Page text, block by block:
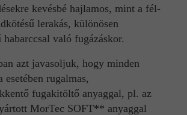
kevésbé hajlamos, mint a fél-
lerakás, különösen
habarccsal való fugázáskor.
azt javasoljuk, hogy minden
esetében rugalmas,
fugakitöltő anyaggal, pl. az
MorTec SOFT** anyaggal